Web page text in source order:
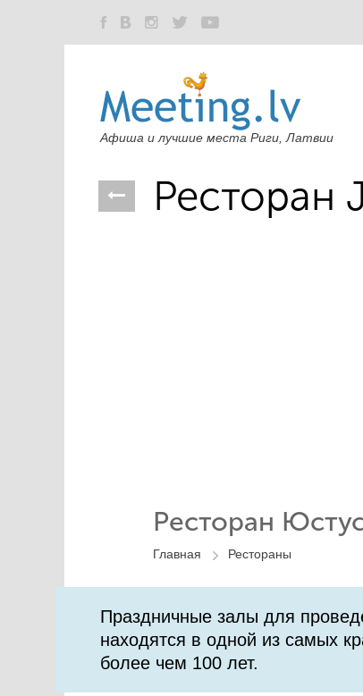
Афиша и лучшие места Риги, Латвии
Ресторан
Ресторан
Главная Рестораны
​Праздничные залы для
находятся в одной из самых
более чем 100 лет.